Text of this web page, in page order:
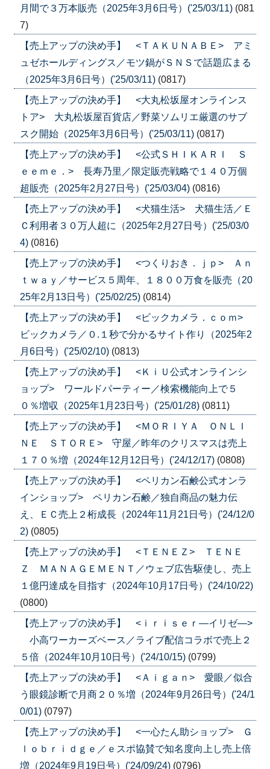
月間で３万本販売（2025年3月6日号）('25/03/11) (081
7)
【売上アップの決め手】 <ＴＡＫＵＮＡＢＥ> アミ
ュゼホールディングス／モツ鍋がＳＮＳで話題広まる
（2025年3月6日号）('25/03/11) (0817)
【売上アップの決め手】 <大丸松坂屋オンラインス
トア> 大丸松坂屋百貨店／野菜ソムリエ厳選のサブ
スク開始（2025年3月6日号）('25/03/11) (0817)
【売上アップの決め手】 <公式ＳＨＩＫＡＲＩ Ｓ
ｅｅｍｅ．> 長寿乃里／限定販売戦略で１４０万個
超販売（2025年2月27日号）('25/03/04) (0816)
【売上アップの決め手】 <犬猫生活> 犬猫生活／Ｅ
Ｃ利用者３０万人超に（2025年2月27日号）('25/03/0
4) (0816)
【売上アップの決め手】 <つくりおき．ｊｐ> Ａｎ
ｔｗａｙ／サービス５周年、１８００万食を販売（20
25年2月13日号）('25/02/25) (0814)
【売上アップの決め手】 <ビックカメラ．ｃｏｍ>
ビックカメラ／０.１秒で分かるサイト作り（2025年2
月6日号）('25/02/10) (0813)
【売上アップの決め手】 <ＫｉＵ公式オンラインシ
ョップ> ワールドパーティー／検索機能向上で５
０％増収（2025年1月23日号）('25/01/28) (0811)
【売上アップの決め手】 <ＭＯＲＩＹＡ ＯＮＬＩ
ＮＥ ＳＴＯＲＥ> 守屋／昨年のクリスマスは売上
１７０％増（2024年12月12日号）('24/12/17) (0808)
【売上アップの決め手】 <ペリカン石鹸公式オンラ
インショップ> ペリカン石鹸／独自商品の魅力伝
え、ＥＣ売上２桁成長（2024年11月21日号）('24/12/0
2) (0805)
【売上アップの決め手】 <ＴＥＮＥＺ> ＴＥＮＥ
Ｚ ＭＡＮＡＧＥＭＥＮＴ／ウェブ広告駆使し、売上
１億円達成を目指す（2024年10月17日号）('24/10/22)
(0800)
【売上アップの決め手】 <ｉｒｉｓｅｒ―イリゼ―>
小高ワーカーズベース／ライブ配信コラボで売上２
５倍（2024年10月10日号）('24/10/15) (0799)
【売上アップの決め手】 <Ａｉｇａｎ> 愛眼／似合
う眼鏡診断で月商２０％増（2024年9月26日号）('24/1
0/01) (0797)
【売上アップの決め手】 <一心たん助ショップ> Ｇ
ｌｏｂｒｉｄｇｅ／ｅスポ協賛で知名度向上し売上倍
増（2024年9月19日号）('24/09/24) (0796)